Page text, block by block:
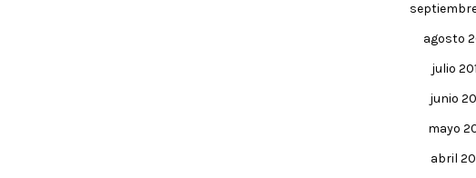
agosto
julio
junio
mayo
abril